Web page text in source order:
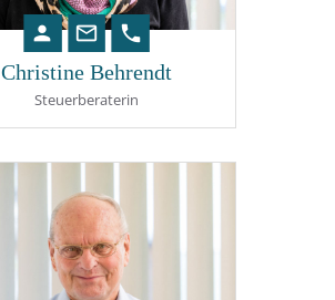
Christine Behrendt
Steuerberaterin
person mail_outline phone